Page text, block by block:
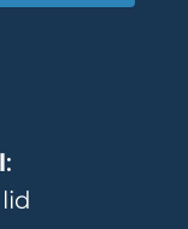
: